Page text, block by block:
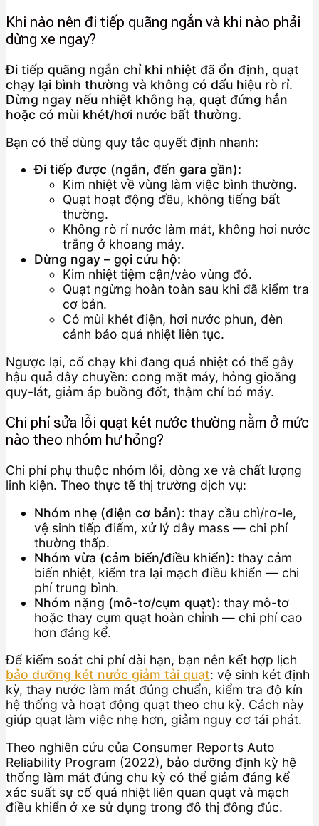
Khi nào nên đi tiếp quãng ngắn và khi nào phải
dừng xe ngay?
Đi tiếp quãng ngắn chỉ khi nhiệt đã ổn định, quạt
chạy lại bình thường và không có dấu hiệu rò rỉ.
Dừng ngay nếu nhiệt không hạ, quạt đứng hẳn
hoặc có mùi khét/hơi nước bất thường.
Bạn có thể dùng quy tắc quyết định nhanh:
Đi tiếp được (ngắn, đến gara gần):
Kim nhiệt về vùng làm việc bình thường.
Quạt hoạt động đều, không tiếng bất
thường.
Không rò rỉ nước làm mát, không hơi nước
trắng ở khoang máy.
Dừng ngay – gọi cứu hộ:
Kim nhiệt tiệm cận/vào vùng đỏ.
Quạt ngừng hoàn toàn sau khi đã kiểm tra
cơ bản.
Có mùi khét điện, hơi nước phun, đèn
cảnh báo quá nhiệt liên tục.
Ngược lại, cố chạy khi đang quá nhiệt có thể gây
hậu quả dây chuyền: cong mặt máy, hỏng gioăng
quy-lát, giảm áp buồng đốt, thậm chí bó máy.
Chi phí sửa lỗi quạt két nước thường nằm ở mức
nào theo nhóm hư hỏng?
Chi phí phụ thuộc nhóm lỗi, dòng xe và chất lượng
linh kiện. Theo thực tế thị trường dịch vụ:
Nhóm nhẹ (điện cơ bản): thay cầu chì/rơ-le,
vệ sinh tiếp điểm, xử lý dây mass — chi phí
thường thấp.
Nhóm vừa (cảm biến/điều khiển): thay cảm
biến nhiệt, kiểm tra lại mạch điều khiển — chi
phí trung bình.
Nhóm nặng (mô-tơ/cụm quạt): thay mô-tơ
hoặc thay cụm quạt hoàn chỉnh — chi phí cao
hơn đáng kể.
Để kiểm soát chi phí dài hạn, bạn nên kết hợp lịch
bảo dưỡng két nước giảm tải quạt: vệ sinh két định
kỳ, thay nước làm mát đúng chuẩn, kiểm tra độ kín
hệ thống và hoạt động quạt theo chu kỳ. Cách này
giúp quạt làm việc nhẹ hơn, giảm nguy cơ tái phát.
Theo nghiên cứu của Consumer Reports Auto
Reliability Program (2022), bảo dưỡng định kỳ hệ
thống làm mát đúng chu kỳ có thể giảm đáng kể
xác suất sự cố quá nhiệt liên quan quạt và mạch
điều khiển ở xe sử dụng trong đô thị đông đúc.